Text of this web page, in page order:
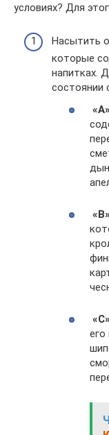
условиях? Для
Насытить
которые
напитках.
состоянии
его